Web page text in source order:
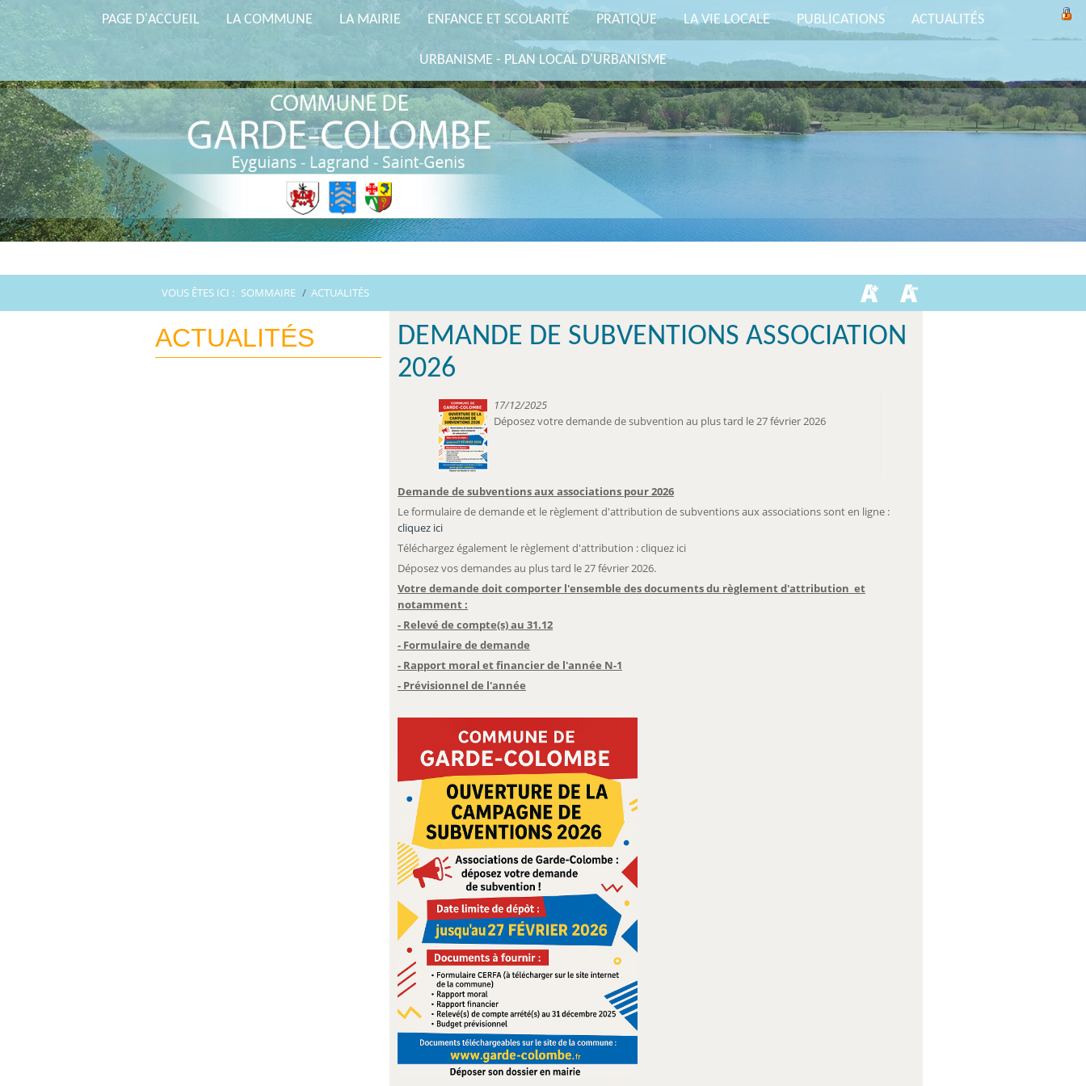
PAGE D'ACCUEIL LA COMMUNE LA MAIRIE ENFANCE ET SCOLARITÉ PRATIQUE LA VIE LOCALE PUBLICATIONS ACTUALITÉS
URBANISME - PLAN LOCAL D'URBANISME
VOUS ÊTES ICI : SOMMAIRE / ACTUALITÉS
ACTUALITÉS
DEMANDE DE SUBVENTIONS ASSOCIATION
2026
17/12/2025
Déposez votre demande de subvention au plus tard le 27 février 2026
Demande de subventions aux associations pour 2026
Le formulaire de demande et le règlement d'attribution de subventions aux associations sont en ligne :
cliquez ici
Téléchargez également le règlement d'attribution : cliquez ici
Déposez vos demandes au plus tard le 27 février 2026.
Votre demande doit comporter l'ensemble des documents du règlement d'attribution et
notamment :
- Relevé de compte(s) au 31.12
- Formulaire de demande
- Rapport moral et financier de l'année N-1
- Prévisionnel de l'année